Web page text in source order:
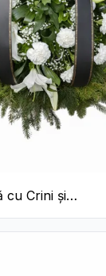
cu Crini și